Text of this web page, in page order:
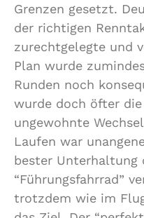
P
a
3
Grenzen gesetzt.
der richtigen
zurechtgelegte und
Plan wurde
Runden noch
wurde doch öfter
ungewohnte
Laufen war
bester Unterhaltung
“Führungsfahrrad”
trotzdem wie im